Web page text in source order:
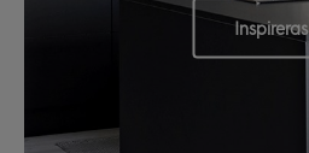
Inspireras